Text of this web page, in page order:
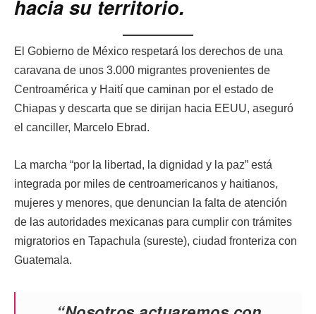
hacia su territorio.
El Gobierno de México respetará los derechos de una
caravana de unos 3.000 migrantes provenientes de
Centroamérica y Haití que caminan por el estado de
Chiapas y descarta que se dirijan hacia EEUU, aseguró
el canciller, Marcelo Ebrad.
La marcha “por la libertad, la dignidad y la paz” está
integrada por miles de centroamericanos y haitianos,
mujeres y menores, que denuncian la falta de atención
de las autoridades mexicanas para cumplir con trámites
migratorios en Tapachula (sureste), ciudad fronteriza con
Guatemala.